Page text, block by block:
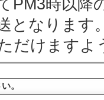
PM3時以降
となります
だけますよ
。